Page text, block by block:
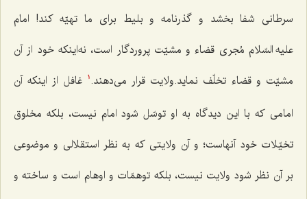
سرطانی شفا بخشد و گذرنامه و بلیط برای ما تهیّه کند! امام
علیه السّلام مُجری قضاء و مشیّت پروردگار است، نه‌اینکه خود از آن
مشیّت و قضاء تخلّف نماید.ولایت قرار می‌دهند. 1
غافل از اینکه آن
امامی که با این دیدگاه به او توسّل شود امام نیست، بلکه مخلوق
تخیّلات خود آنهاست؛ و آن ولایتی که به نظر استقلالی و موضوعی
بر آن نظر شود ولایت نیست، بلکه توهمّات و اوهام است و ساخته و